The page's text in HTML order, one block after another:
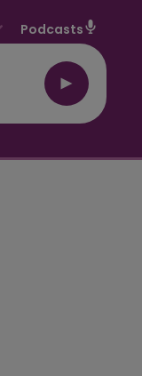
Podcasts